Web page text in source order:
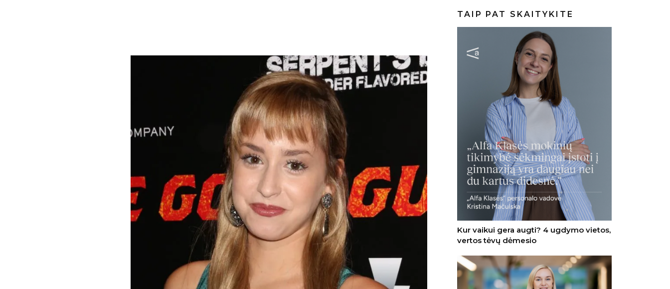
TAIP PAT SKAITYKITE
Kur vaikui gera augti? 4 ugdymo vietos,
vertos tėvų dėmesio